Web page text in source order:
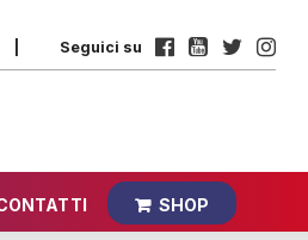
Seguici su
SHOP